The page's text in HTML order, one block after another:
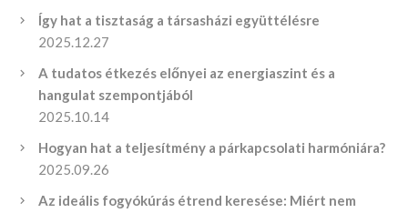
Így hat a tisztaság a társasházi együttélésre
2025.12.27
A tudatos étkezés előnyei az energiaszint és a
hangulat szempontjából
2025.10.14
Hogyan hat a teljesítmény a párkapcsolati harmóniára?
2025.09.26
Az ideális fogyókúrás étrend keresése: Miért nem